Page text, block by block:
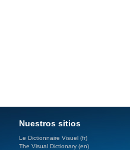
Nuestros sitios
Le Dictionnaire Visuel (fr)
The Visual Dictionary (en)